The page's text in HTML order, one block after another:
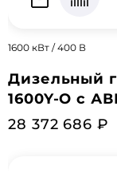
1600 кВт / 400 В
Дизельный
1600Y-O с
28 372 686 ₽